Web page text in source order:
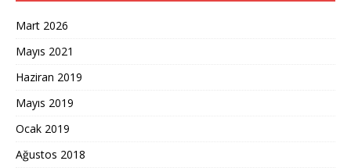
Mart 2026
Mayıs 2021
Haziran 2019
Mayıs 2019
Ocak 2019
Ağustos 2018